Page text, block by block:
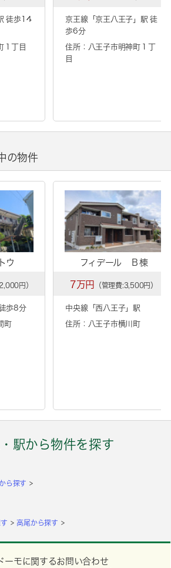
徒歩14
１丁目
京王線「京王八王子 」駅 徒
歩6分
住所：八王子市明神町１丁
目
の物件
ウ
円）
歩8分
町
フィデール Ｂ棟
7万円 （管理費:3,500円）
中央線「 西八王子」駅
住所：八王子市横川町
駅から物件を探す
ら探す
高尾から探す
ーモに関するお問い合わせ